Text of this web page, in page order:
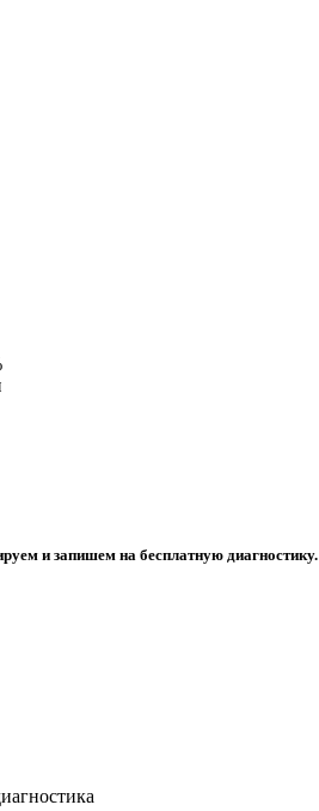
и запишем на бесплатную диагностику.